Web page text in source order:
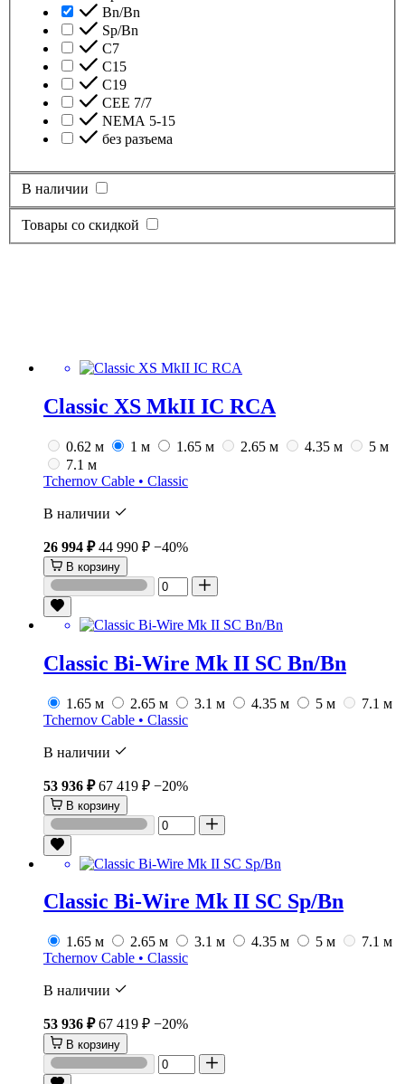
Bn/Bn
Sp/Bn
С7
C15
C19
CEE 7/7
NEMA 5-15
без разъема
В наличии
Товары со скидкой
Classic XS MkII IC RCA
0.62 м 1 м 1.65 м 2.65 м 4.35 м
5 м
7.1 м
Tchernov Cable • Classic
В наличии
26 994 ₽ 44 990 ₽ −40%
В корзину
Classic Bi-Wire Mk II SC Bn/Bn
1.65 м 2.65 м 3.1 м 4.35 м 5 м
7.1 м
Tchernov Cable • Classic
В наличии
53 936 ₽ 67 419 ₽ −20%
В корзину
Classic Bi-Wire Mk II SC Sp/Bn
1.65 м 2.65 м 3.1 м 4.35 м 5 м
7.1 м
Tchernov Cable • Classic
В наличии
53 936 ₽ 67 419 ₽ −20%
В корзину